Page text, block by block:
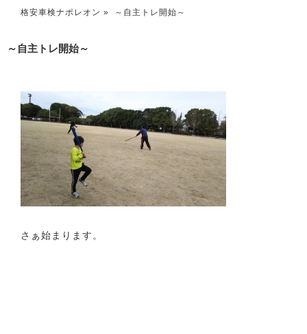
格安車検ナポレオン » ～自主トレ開始～
～自主トレ開始～
さぁ始まります。